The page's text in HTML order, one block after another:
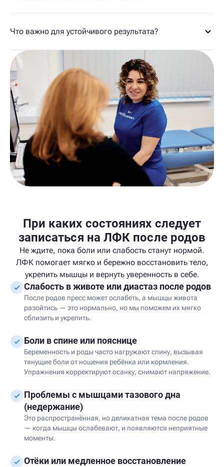
Что важно для устойчивого результата?
При каких состояниях следует
записаться на ЛФК после родов
Не ждите, пока боли или слабость станут нормой.
ЛФК помогает мягко и бережно восстановить тело,
укрепить мышцы и вернуть уверенность в себе.
Слабость в животе или диастаз после родов
После родов пресс может ослабеть, а мышцы живота
разойтись — это нормально, но мы поможем их мягко
сблизить и укрепить.
Боли в спине или пояснице
Беременность и роды часто нагружают спину, вызывая
тянущие боли от ношения ребёнка или кормления.
Упражнения корректируют осанку, снимают напряжение.
Проблемы с мышцами тазового дна
(недержание)
Это распространённая, но деликатная тема после родов
— когда мышцы ослабевают, и появляются неприятные
моменты.
Отёки или медленное восстановление